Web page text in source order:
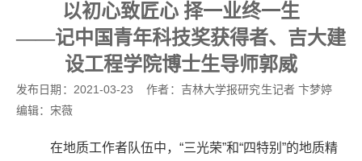
以初心致匠心 择一业终一生
——记中国青年科技奖获得者、吉大建
设工程学院博士生导师郭威
发布日期：2021-03-23 作者：吉林大学报研究生记者 卞梦婷
编辑：宋薇
在地质工作者队伍中，“三光荣”和“四特别”的地质精